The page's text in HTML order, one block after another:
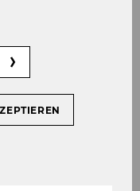
Ni­veau A1